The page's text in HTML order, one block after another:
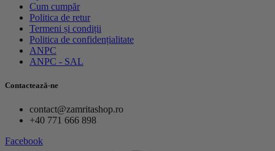
Cum cumpăr
Politica de retur
Termeni și condiții
Politica de confidențialitate
ANPC
ANPC - SAL
Contactează-ne
contact@zamritashop.ro
+40 771 666 898
Facebook